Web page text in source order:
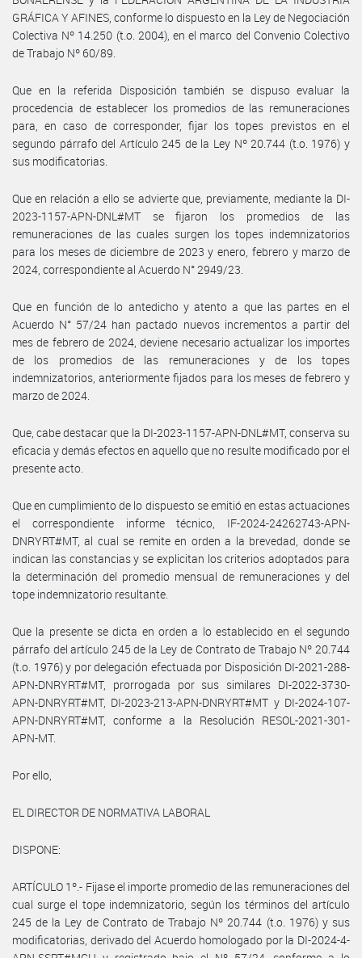
GRÁFICA Y AFINES, conforme lo dispuesto en la Ley de Negociación
Colectiva Nº 14.250 (t.o. 2004), en el marco del Convenio Colectivo
de Trabajo Nº 60/89.
Que en la referida Disposición también se dispuso evaluar la
procedencia de establecer los promedios de las remuneraciones
para, en caso de corresponder, fijar los topes previstos en el
segundo párrafo del Artículo 245 de la Ley Nº 20.744 (t.o. 1976) y
sus modificatorias.
Que en relación a ello se advierte que, previamente, mediante la DI-
2023-1157-APN-DNL#MT se fijaron los promedios de las
remuneraciones de las cuales surgen los topes indemnizatorios
para los meses de diciembre de 2023 y enero, febrero y marzo de
2024, correspondiente al Acuerdo N° 2949/23.
Que en función de lo antedicho y atento a que las partes en el
Acuerdo N° 57/24 han pactado nuevos incrementos a partir del
mes de febrero de 2024, deviene necesario actualizar los importes
de los promedios de las remuneraciones y de los topes
indemnizatorios, anteriormente fijados para los meses de febrero y
marzo de 2024.
Que, cabe destacar que la DI-2023-1157-APN-DNL#MT, conserva su
eficacia y demás efectos en aquello que no resulte modificado por el
presente acto.
Que en cumplimiento de lo dispuesto se emitió en estas actuaciones
el correspondiente informe técnico, IF-2024-24262743-APN-
DNRYRT#MT, al cual se remite en orden a la brevedad, donde se
indican las constancias y se explicitan los criterios adoptados para
la determinación del promedio mensual de remuneraciones y del
tope indemnizatorio resultante.
Que la presente se dicta en orden a lo establecido en el segundo
párrafo del artículo 245 de la Ley de Contrato de Trabajo Nº 20.744
(t.o. 1976) y por delegación efectuada por Disposición DI-2021-288-
APN-DNRYRT#MT, prorrogada por sus similares DI-2022-3730-
APN-DNRYRT#MT, DI-2023-213-APN-DNRYRT#MT y DI-2024-107-
APN-DNRYRT#MT, conforme a la Resolución RESOL-2021-301-
APN-MT.
Por ello,
EL DIRECTOR DE NORMATIVA LABORAL
DISPONE:
ARTÍCULO 1º.- Fijase el importe promedio de las remuneraciones del
cual surge el tope indemnizatorio, según los términos del artículo
245 de la Ley de Contrato de Trabajo Nº 20.744 (t.o. 1976) y sus
modificatorias, derivado del Acuerdo homologado por la DI-2024-4-